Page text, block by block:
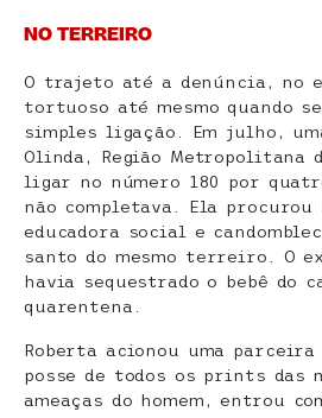
NO TERREIRO
O trajeto até a denúncia, no
tortuoso até mesmo quando
simples ligação. Em julho,
Olinda, Região Metropolitana
ligar no número 180 por
não completava. Ela
educadora social e
santo do mesmo terreiro. O
havia sequestrado o bebê do
quarentena.
Roberta acionou uma parceira
posse de todos os prints das
ameaças do homem, entrou